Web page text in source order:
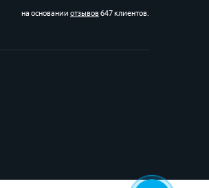
на основании отзывов647 клиентов.